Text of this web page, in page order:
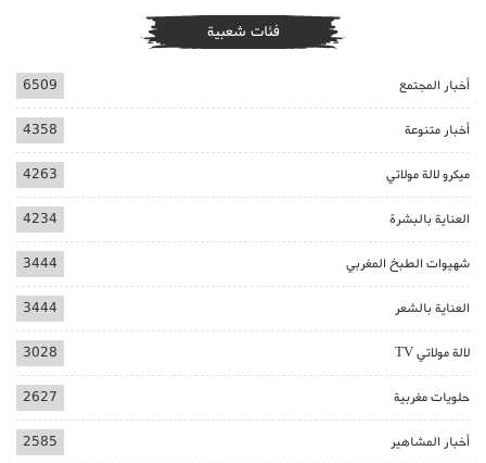
فئات شعبية
أخبار المجتمع 6509
أخبار متنوعة 4358
ميكرو لالة مولاتي 4263
العناية بالبشرة 4234
شهيوات الطبخ المغربي 3444
العناية بالشعر 3444
لالة مولاتي TV 3028
حلويات مغربية 2627
أخبار المشاهير 2585